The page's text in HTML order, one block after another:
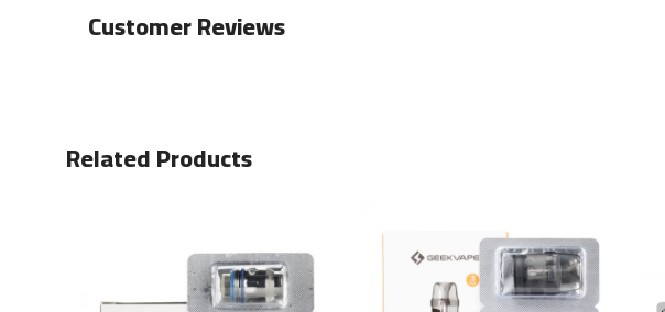
Customer Reviews
Related Products